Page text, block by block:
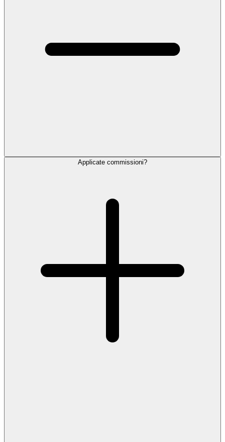
Applicate commissioni?